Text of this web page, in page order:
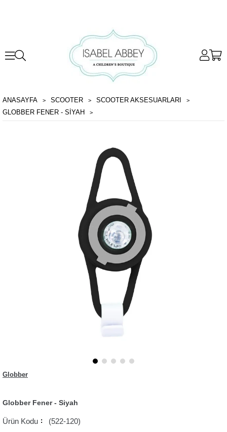
ANASAYFA SCOOTER
SCOOTER AKSESUARLARI
GLOBBER FENER - SIYAH
Globber
Globber Fener - Siyah
(522-120)